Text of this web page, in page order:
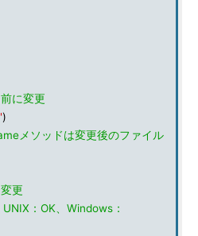
に変更
)
メソッドは変更後のファイル
更
：OK、Windows：